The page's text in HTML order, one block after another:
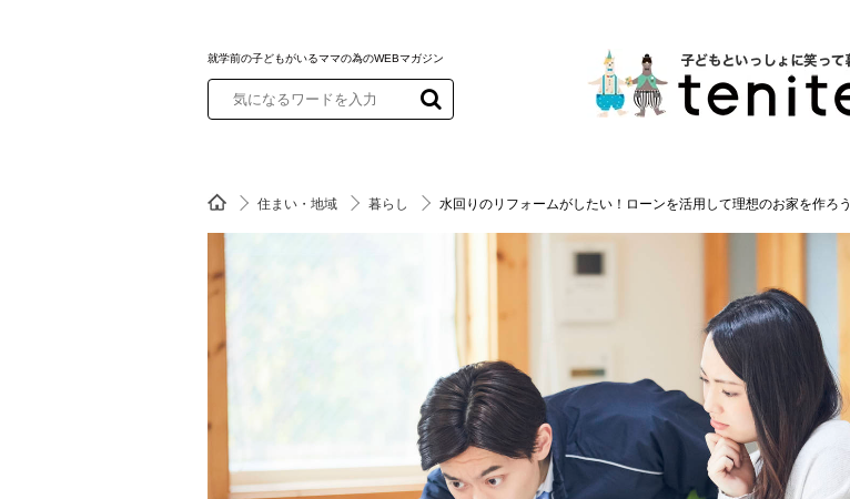
就学前の子どもがいるママの為のWEBマガジン
住まい・地域 暮らし 水回りのリフォームがしたい！ローンを活用して理想のお家を作ろう